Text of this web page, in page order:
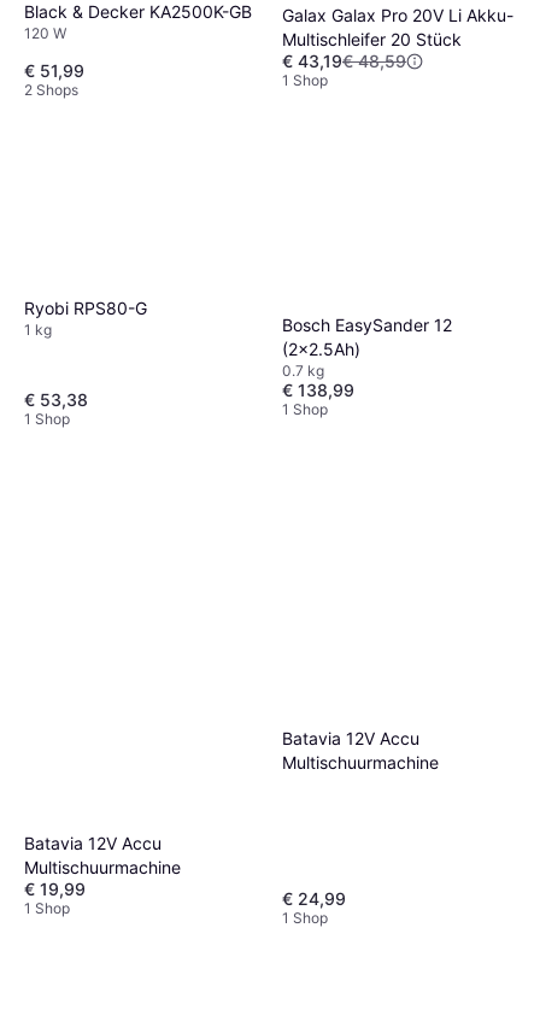
Black & Decker KA2500K-GB
120 W
€ 51,99
2 Shops
Galax Galax Pro 20V Li Akku-
Multischleifer 20 Stück
€ 43,19€ 48,59
1 Shop
Ryobi RPS80-G
1 kg
€ 53,38
1 Shop
Bosch EasySander 12
(2x2.5Ah)
0.7 kg
€ 138,99
1 Shop
Batavia 12V Accu
Multischuurmachine
€ 19,99
1 Shop
Batavia 12V Accu
Multischuurmachine
€ 24,99
1 Shop